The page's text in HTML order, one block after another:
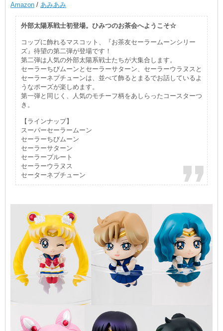
Amazon / あみあみ
外部太陽系戦士初登場。ひみつのお茶会へようこそ☆
コップに飾れるマスコット、『お茶友セーラームーンシリー
ズ』待望の第二弾が登場です！
第二弾は人気の外部太陽系戦士たちが大集合します。
セーラーちびムーンとセーラーサターン、セーラーウラヌスと
セーラーネプチューンは、並べて飾るとまるでお話しているよ
うなポーズが楽しめます。
第一弾と同じく、人気のモチーフ柄をあしらったコースターつ
き。
【ラインナップ】
スーパーセーラームーン
セーラーちびムーン
セーラーサターン
セーラープルート
セーラーウラヌス
セーターネプチューン